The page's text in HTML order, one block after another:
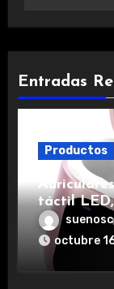
Entradas
Productos
táctil
ruido,
octubre